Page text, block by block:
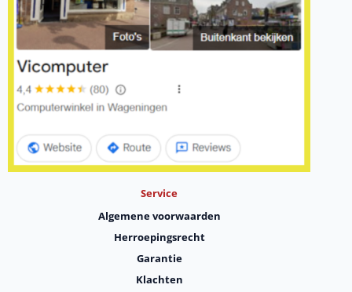
Service
Algemene voorwaarden
Herroepingsrecht
Garantie
Klachten